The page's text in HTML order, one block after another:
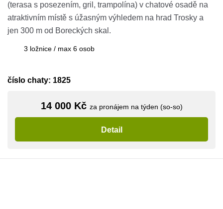
(terasa s posezením, gril, trampolína) v chatové osadě na
atraktivním místě s úžasným výhledem na hrad Trosky a
jen 300 m od Boreckých skal.
3 ložnice / max 6 osob
číslo chaty: 1825
14 000 Kč za pronájem na týden (so-so)
Detail